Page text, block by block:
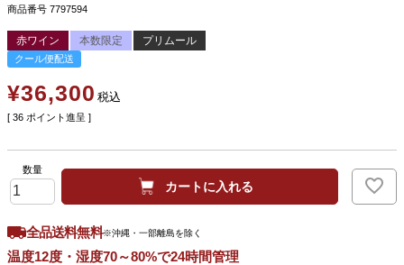
商品番号 7797594
赤ワイン 本数限定 プリムール
クール便配送
¥36,300 税込
[ 36 ポイント進呈 ]
カートに入れる
全品送料無料※沖縄・一部離島を除く
温度12度・湿度70～80%で24時間管理